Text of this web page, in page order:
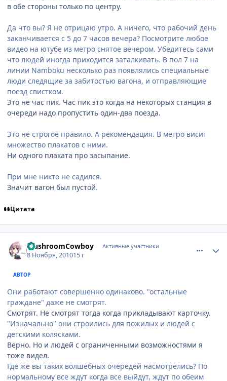
в обе стороны только по центру.
Да что вы? Я не отрицаю утро. А ничего, что рабочий день
заканчивается с 5 до 7 часов вечера? Посмотрите любое
видео на ютубе из метро снятое вечером. Убедитесь сами
что людей иногда приходится заталкивать. В пол 7 на
линии Namboku несколько раз появлялись специальные
люди следящие за забитостью вагона, и отправляющие
поезд свистком.
Это не час пик. Час пик это когда на некоторых станция в
очереди надо пропустить один-два поезда.
Это не строгое правило. А рекомендация. В метро висит
множество плакатов с ними.
Ни одного плаката про засыпание.
При мне никто не садился.
Значит вагон был пустой.
Цитата
MushroomCowboy Активные участники
8 Ноября, 201015 г
АВТОР
Они работают совершенно одинаково. "остальные
граждане" даже не смотрят.
Смотрят. Не смотрят тогда когда прикладывают карточку.
"Изначально" они строились для пожилых и людей с
детскими колясками.
Верно. Но и людей с ограниченными возможностями я
тоже видел.
Где же вы таких волшебных очередей насмотрелись? По
нормальному все ждут когда все выйдут, ждут по обеим